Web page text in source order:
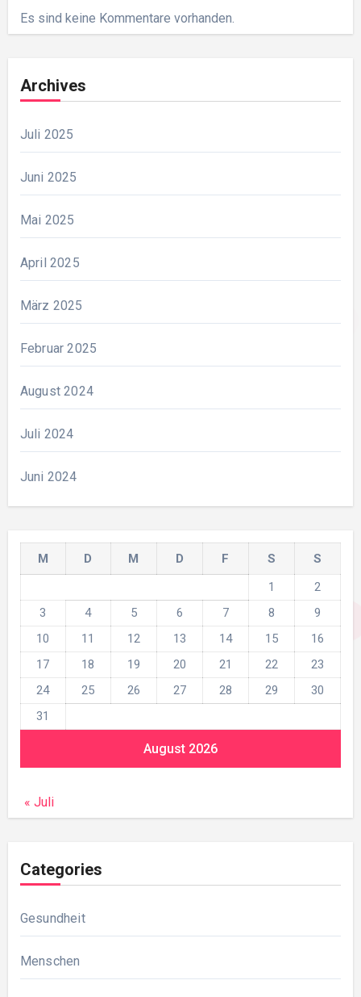
Es sind keine Kommentare vorhanden.
Archives
Juli 2025
Juni 2025
Mai 2025
April 2025
März 2025
Februar 2025
August 2024
Juli 2024
Juni 2024
August 2026
M D M D F S
S
1
2
3
4 5 6 7 8
9
10
11 12 13 14 15
16
17
18 19 20 21 22
23
24
25 26 27 28 29
30
31
« Juli
Categories
Gesundheit
Menschen